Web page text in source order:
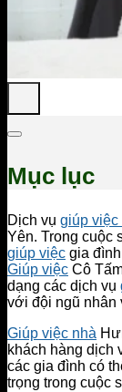
Mục lục
Dịch vụ giúp việc
Yên. Trong cuộc
giúp việc gia
Giúp việc Cô
dạng các dịch vụ
với đội ngũ nhân
Giúp việc nhà
khách hàng dịch
các gia đình có
trọng trong cuộc